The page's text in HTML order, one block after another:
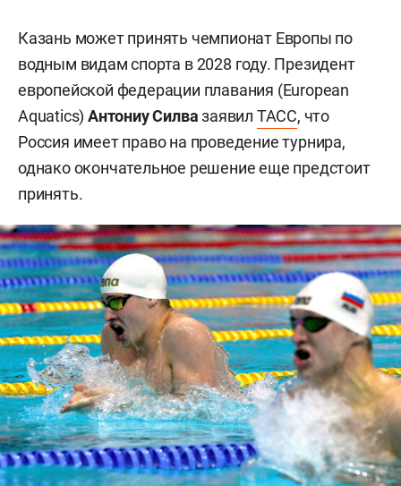
Казань может принять чемпионат Европы по
водным видам спорта в 2028 году. Президент
европейской федерации плавания (European
Aquatics) Антониу Силвазаявил ТАСС, что
Россия имеет право на проведение турнира,
однако окончательное решение еще предстоит
принять.